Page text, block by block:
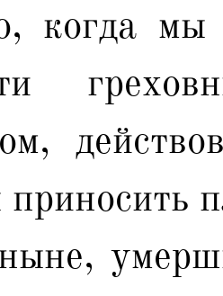
когда мы